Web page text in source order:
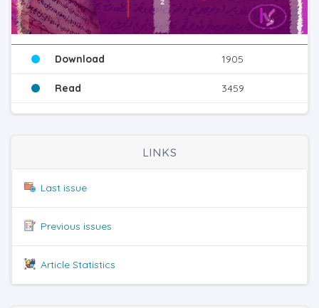
Download 1905
Read 3459
LINKS
Last issue
Previous issues
Article Statistics